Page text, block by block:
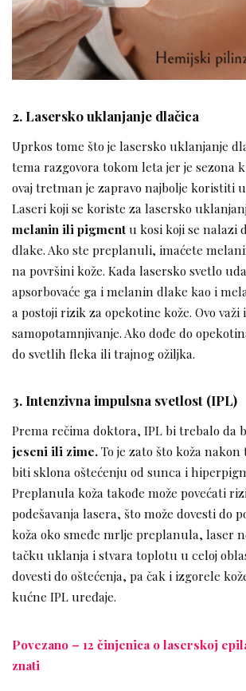
2. Lasersko uklanjanje dlačica
Uprkos tome što je lasersko uklanjanje
tema razgovora tokom leta jer je sezona
ovaj tretman je zapravo najbolje koristiti u
Laseri koji se koriste za lasersko
melanin ili pigmentu kosi koji se nalazi
dlake. Ako ste preplanuli, imaćete
na površini kože. Kada lasersko svetlo
apsorbovaće ga i melanin dlake kao i
a postoji rizik za opekotine kože. Ovo važi
samopotamnjivanje. Ako dođe do
do svetlih fleka ili trajnog ožiljka.
3. Intenzivna impulsna svetlost (IPL)
Prema rečima doktora, IPL bi trebalo da
jeseni ili zime.To je zato što koža
biti sklona oštećenju od sunca i
Preplanula koža takođe može povećati
podešavanja lasera, što može dovesti do
koža oko smeđe mrlje preplanula, laser
tačku uklanja i stvara toplotu u celoj
dovesti do oštećenja, pa čak i izgorele
kućne IPL uređaje.
Povezano – 12 činjenica o laserskoj
znati